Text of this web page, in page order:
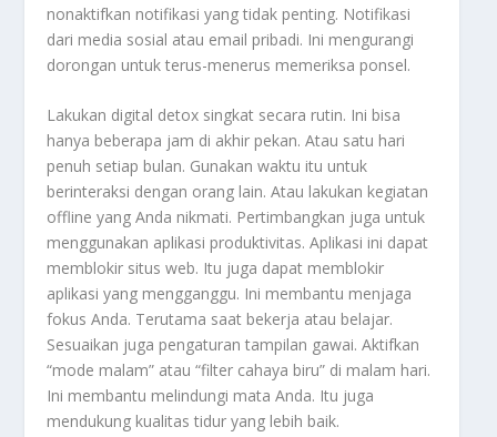
nonaktifkan notifikasi yang tidak penting. Notifikasi
dari media sosial atau email pribadi. Ini mengurangi
dorongan untuk terus-menerus memeriksa ponsel.
Lakukan digital detox singkat secara rutin. Ini bisa
hanya beberapa jam di akhir pekan. Atau satu hari
penuh setiap bulan. Gunakan waktu itu untuk
berinteraksi dengan orang lain. Atau lakukan kegiatan
offline yang Anda nikmati. Pertimbangkan juga untuk
menggunakan aplikasi produktivitas. Aplikasi ini dapat
memblokir situs web. Itu juga dapat memblokir
aplikasi yang mengganggu. Ini membantu menjaga
fokus Anda. Terutama saat bekerja atau belajar.
Sesuaikan juga pengaturan tampilan gawai. Aktifkan
“mode malam” atau “filter cahaya biru” di malam hari.
Ini membantu melindungi mata Anda. Itu juga
mendukung kualitas tidur yang lebih baik.